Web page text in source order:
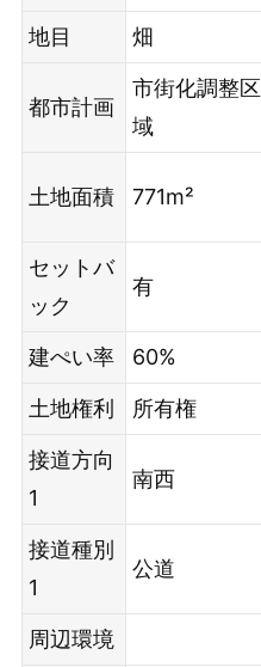
地目 畑
都市計画
市街化調整区
域
土地面積 771m²
セットバ
ック
有
建ぺい率 60%
土地権利 所有権
接道方向
1
南西
接道種別
1
公道
周辺環境